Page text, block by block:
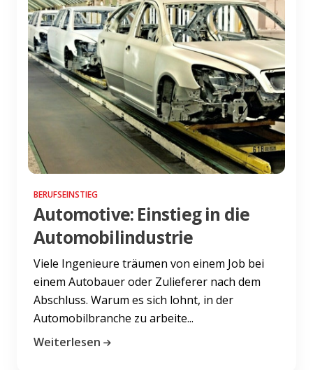
BERUFSEINSTIEG
Automotive: Einstieg in die
Automobilindustrie
Viele Ingenieure träumen von einem Job bei
einem Autobauer oder Zulieferer nach dem
Abschluss. Warum es sich lohnt, in der
Automobilbranche zu arbeite...
Weiterlesen